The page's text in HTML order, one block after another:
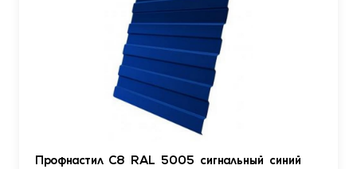
Профнастил С8 RAL 5005 сигнальный синий